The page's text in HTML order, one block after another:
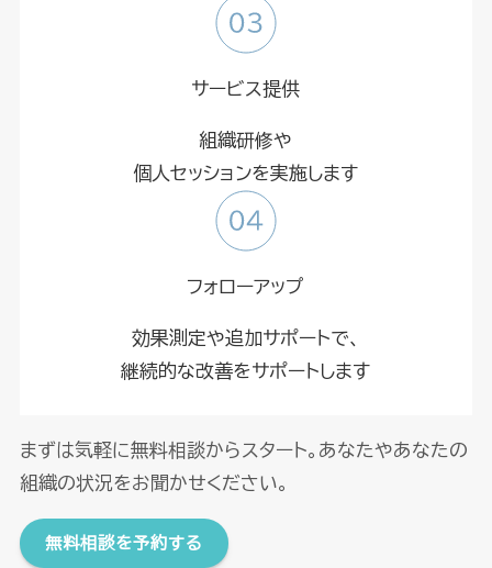
サービス提供
組織研修や
個人セッションを実施します
フォローアップ
効果測定や追加サポートで、
継続的な改善をサポートします
まずは気軽に無料相談からスタート。あなたやあなたの
組織の状況をお聞かせください。
無料相談を予約する